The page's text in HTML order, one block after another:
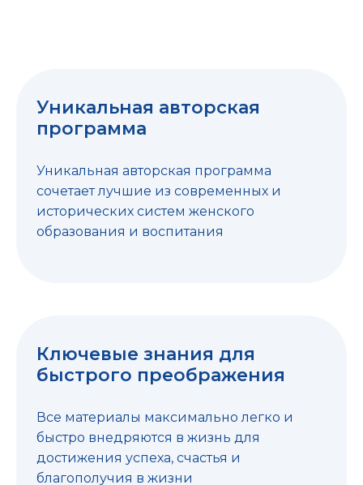
Уникальная авторская
программа
Уникальная авторская программа
сочетает лучшие из современных и
исторических систем женского
образования и воспитания
Ключевые знания для
быстрого преображения
Все материалы максимально легко и
быстро внедряются в жизнь для
достижения успеха, счастья и
благополучия в жизни